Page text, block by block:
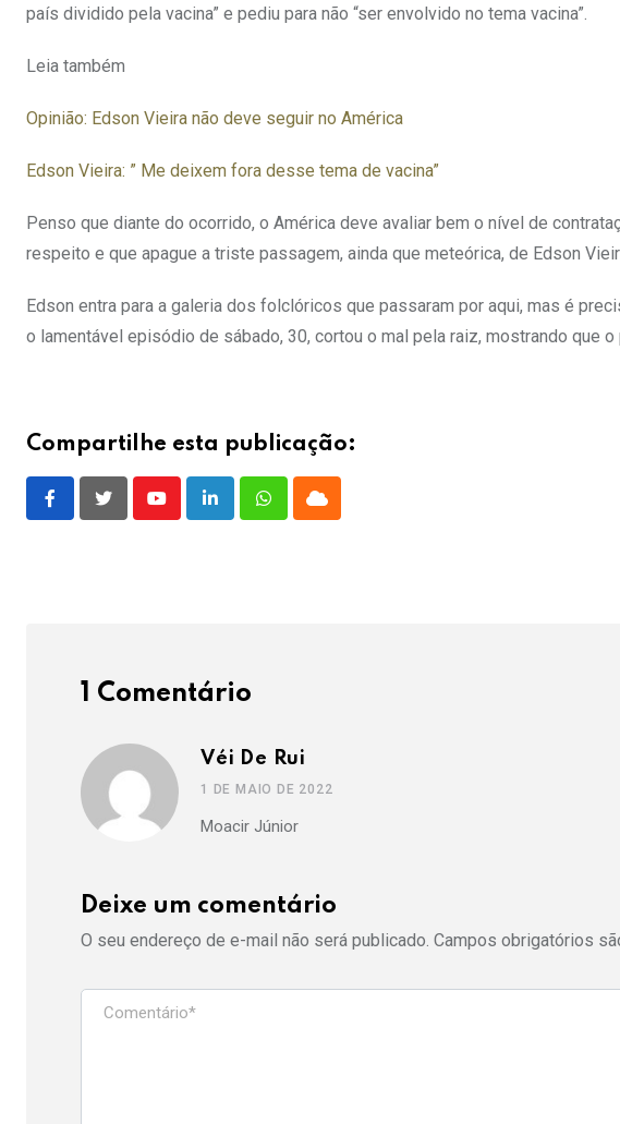
país dividido pela vacina” e pediu para não “ser envolvido no tema vacina”.
Leia também
Opinião: Edson Vieira não deve seguir no América
Edson Vieira: ” Me deixem fora desse tema de vacina”
Penso que diante do ocorrido, o América deve avaliar bem o nível de
respeito e que apague a triste passagem, ainda que meteórica, de Edson
Edson entra para a galeria dos folclóricos que passaram por aqui, mas é
o lamentável episódio de sábado, 30, cortou o mal pela raiz, mostrando que o
Compartilhe esta publicação:
YoutubeLinkedInWhatsappCloud
1 Comentário
Véi De Rui
1 DE MAIO DE 2022
Moacir Júnior
Deixe um comentário
O seu endereço de e-mail não será publicado. Campos obrigatórios